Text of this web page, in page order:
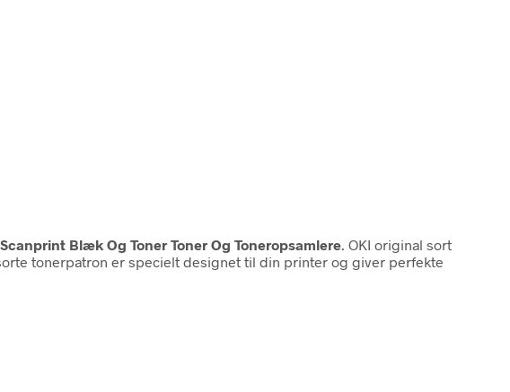
Blæk Og Toner Toner Og Toneropsamlere . OKI original sort
tonerpatron er specielt designet til din printer og giver perfekte